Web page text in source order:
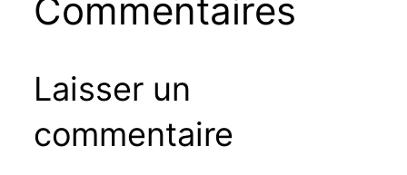
Commentaires
Laisser un
commentaire